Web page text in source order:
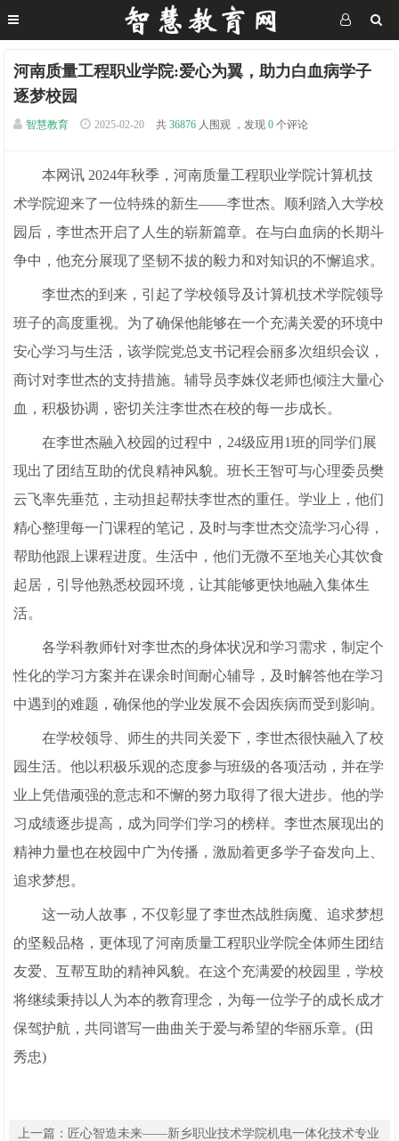
河南质量工程职业学院:爱心为翼，助力白血病学子
逐梦校园
智慧教育 2025-02-20 共 36876 人围观 ，发现 0 个评论
本网讯 2024年秋季，河南质量工程职业学院计算机技
术学院迎来了一位特殊的新生——李世杰。顺利踏入大学校
园后，李世杰开启了人生的崭新篇章。在与白血病的长期斗
争中，他充分展现了坚韧不拔的毅力和对知识的不懈追求。
李世杰的到来，引起了学校领导及计算机技术学院领导
班子的高度重视。为了确保他能够在一个充满关爱的环境中
安心学习与生活，该学院党总支书记程会丽多次组织会议，
商讨对李世杰的支持措施。辅导员李姝仪老师也倾注大量心
血，积极协调，密切关注李世杰在校的每一步成长。
在李世杰融入校园的过程中，24级应用1班的同学们展
现出了团结互助的优良精神风貌。班长王智可与心理委员樊
云飞率先垂范，主动担起帮扶李世杰的重任。学业上，他们
精心整理每一门课程的笔记，及时与李世杰交流学习心得，
帮助他跟上课程进度。生活中，他们无微不至地关心其饮食
起居，引导他熟悉校园环境，让其能够更快地融入集体生
活。
各学科教师针对李世杰的身体状况和学习需求，制定个
性化的学习方案并在课余时间耐心辅导，及时解答他在学习
中遇到的难题，确保他的学业发展不会因疾病而受到影响。
在学校领导、师生的共同关爱下，李世杰很快融入了校
园生活。他以积极乐观的态度参与班级的各项活动，并在学
业上凭借顽强的意志和不懈的努力取得了很大进步。他的学
习成绩逐步提高，成为同学们学习的榜样。李世杰展现出的
精神力量也在校园中广为传播，激励着更多学子奋发向上、
追求梦想。
这一动人故事，不仅彰显了李世杰战胜病魔、追求梦想
的坚毅品格，更体现了河南质量工程职业学院全体师生团结
友爱、互帮互助的精神风貌。在这个充满爱的校园里，学校
将继续秉持以人为本的教育理念，为每一位学子的成长成才
保驾护航，共同谱写一曲曲关于爱与希望的华丽乐章。(田
秀忠)
上一篇： 匠心智造未来——新乡职业技术学院机电一体化技术专业